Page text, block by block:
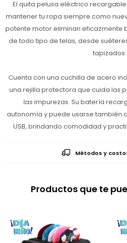
El quita pelusa eléctrico
mantener tu ropa siempre como
potente motor eliminan eficazmente
de todo tipo de telas, desde
tapizados.
Cuenta con una cuchilla de acero
una rejilla protectora que cuida las
las impurezas. Su batería
autonomía y puede usarse también
USB, brindando comodidad y
Métodos y
Productos que te